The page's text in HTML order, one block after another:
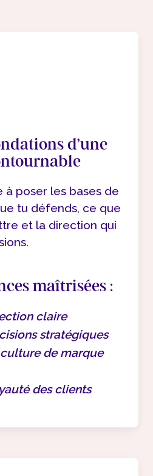
d’une
à poser les bases de
tu défends, ce que
et la direction qui
maîtrisées :
claire
stratégiques
de marque
des clients